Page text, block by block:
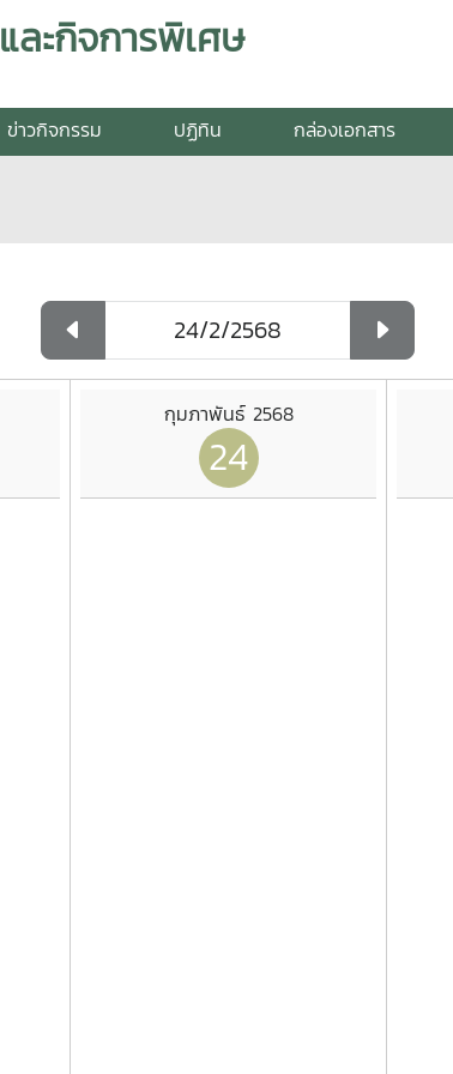
ะกิจการพิเศษ
ข่าวกิจกรรม ปฏิทิน กล่องเอกสาร
กุมภาพันธ์ 2568
24